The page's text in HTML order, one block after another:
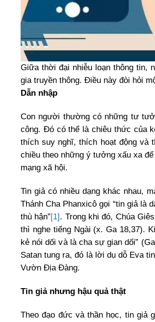
Giữa thời đại nhiễu loạn thông tin,
gia truyền thông. Điều này đòi hỏi
Dẫn nhập
Con người thường có những tư
công. Đó có thể là chiêu thức của
thích suy nghĩ, thích hoạt động và
chiều theo những ý tưởng xấu xa
mạng xã hội.
Tin giả có nhiều dạng khác nhau,
Thánh Cha Phanxicô gọi “tin giả là
thù hận”[1]. Trong khi đó, Chúa
thì nghe tiếng Ngài (x. Ga 18,37).
kẻ nói dối và là cha sự gian dối”
Satan tung ra, đó là lời dụ dỗ Eva
Vườn Địa Đàng.
Tin giả nhưng hậu quả thật
Theo đạo đức và thần học, tin giả